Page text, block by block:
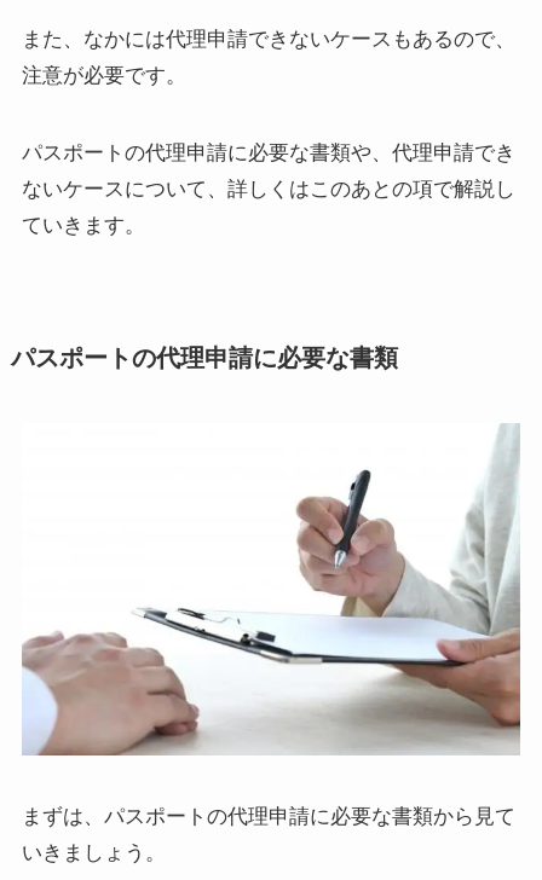
また、なかには代理申請できないケースもあるので、
注意が必要です。
パスポートの代理申請に必要な書類や、代理申請でき
ないケースについて、詳しくはこのあとの項で解説し
ていきます。
パスポートの代理申請に必要な書類
まずは、パスポートの代理申請に必要な書類から見て
いきましょう。